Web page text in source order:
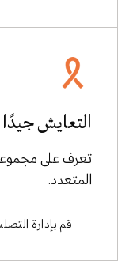
التعايش
تعرف على
المتعدد.
قم بإدارة